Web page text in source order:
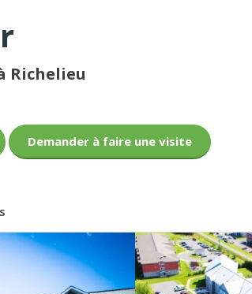
Richelieu
Demander à faire une visite